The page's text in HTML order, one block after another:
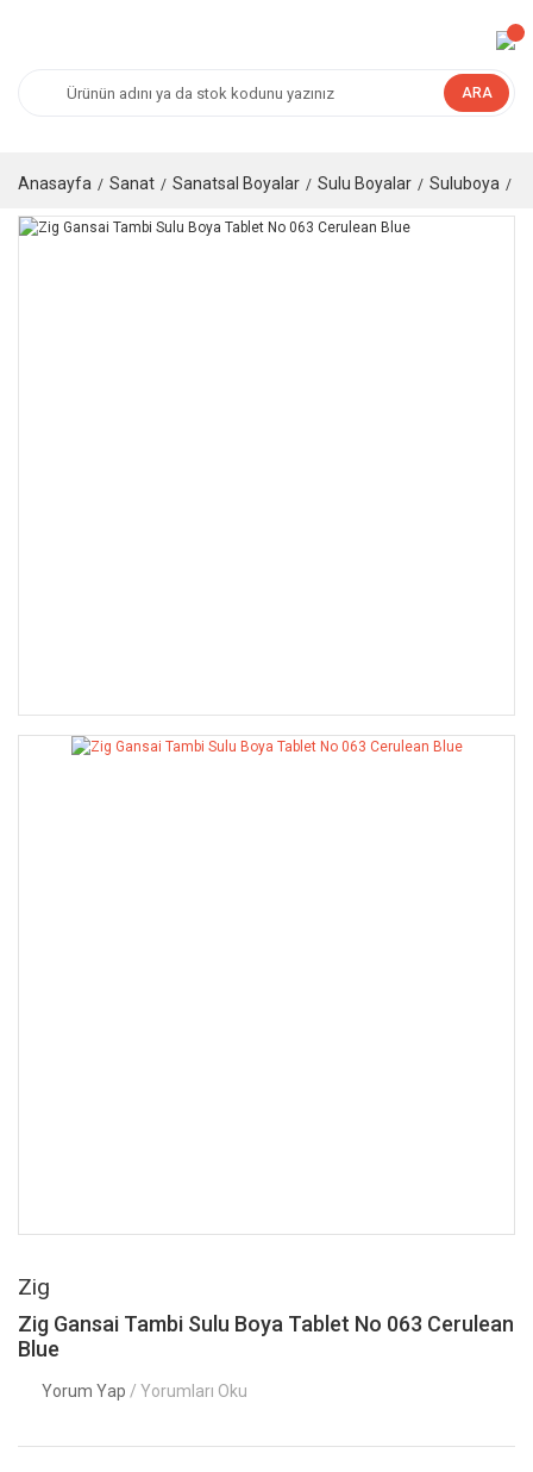
ARA
Anasayfa Sanat Sanatsal Boyalar Sulu Boyalar Suluboya
Zig
Zig Gansai Tambi Sulu Boya Tablet No 063 Cerulean
Blue
Yorum Yap / Yorumları Oku